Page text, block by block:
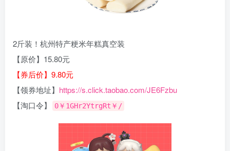
2斤装！杭州特产粳米年糕真空装
【原价】15.80元
【券后价】9.80元
【领券地址】 https://s.click.taobao.com/JE6Fzbu
【淘口令】
0￥1GHr2YtrgRt￥/